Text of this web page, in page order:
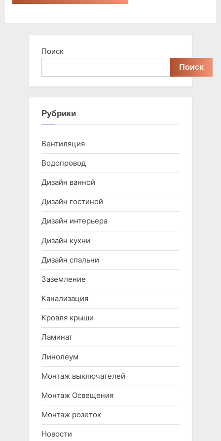
Поиск
Поиск
Рубрики
Вентиляция
Водопровод
Дизайн ванной
Дизайн гостиной
Дизайн интерьера
Дизайн кухни
Дизайн спальни
Заземление
Канализация
Кровля крыши
Ламинат
Линолеум
Монтаж выключателей
Монтаж Освещения
Монтаж розеток
Новости